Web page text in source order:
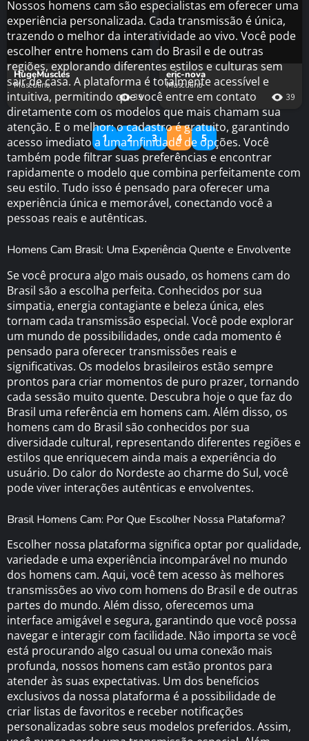
HugeMuscles
Masculino
39
eric-nova
Masculino
39
1 2 3 4 5
Nossos homens cam são especialistas em oferecer uma
experiência personalizada. Cada transmissão é única,
trazendo o melhor da interatividade ao vivo. Você pode
escolher entre homens cam do Brasil e de outras
regiões, explorando diferentes estilos e culturas sem
sair de casa. A plataforma é totalmente acessível e
intuitiva, permitindo que você entre em contato
diretamente com os modelos que mais chamam sua
atenção. E o melhor: o cadastro é gratuito, garantindo
acesso imediato a uma infinidade de opções. Você
também pode filtrar suas preferências e encontrar
rapidamente o modelo que combina perfeitamente com
seu estilo. Tudo isso é pensado para oferecer uma
experiência única e memorável, conectando você a
pessoas reais e autênticas.
Homens Cam Brasil: Uma Experiência Quente e Envolvente
Se você procura algo mais ousado, os homens cam do
Brasil são a escolha perfeita. Conhecidos por sua
simpatia, energia contagiante e beleza única, eles
tornam cada transmissão especial. Você pode explorar
um mundo de possibilidades, onde cada momento é
pensado para oferecer transmissões reais e
significativas. Os modelos brasileiros estão sempre
prontos para criar momentos de puro prazer, tornando
cada sessão muito quente. Descubra hoje o que faz do
Brasil uma referência em homens cam. Além disso, os
homens cam do Brasil são conhecidos por sua
diversidade cultural, representando diferentes regiões e
estilos que enriquecem ainda mais a experiência do
usuário. Do calor do Nordeste ao charme do Sul, você
pode viver interações autênticas e envolventes.
Brasil Homens Cam: Por Que Escolher Nossa Plataforma?
Escolher nossa plataforma significa optar por qualidade,
variedade e uma experiência incomparável no mundo
dos homens cam. Aqui, você tem acesso às melhores
transmissões ao vivo com homens do Brasil e de outras
partes do mundo. Além disso, oferecemos uma
interface amigável e segura, garantindo que você possa
navegar e interagir com facilidade. Não importa se você
está procurando algo casual ou uma conexão mais
profunda, nossos homens cam estão prontos para
atender às suas expectativas. Um dos benefícios
exclusivos da nossa plataforma é a possibilidade de
criar listas de favoritos e receber notificações
personalizadas sobre seus modelos preferidos. Assim,